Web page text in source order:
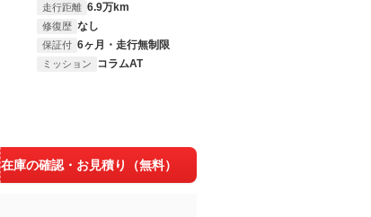
走行距離 6.9万km
修復歴 なし
保証付 6ヶ月・走行無制限
ミッション コラムAT
在庫の確認・お見積り（無料）